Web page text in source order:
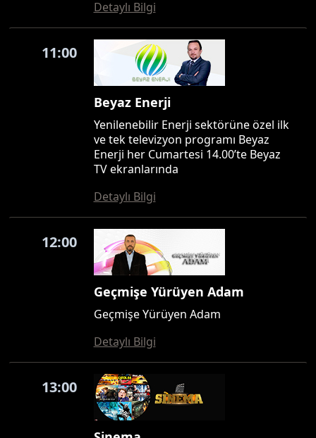
Detaylı Bilgi
11:00
Beyaz Enerji
Yenilenebilir Enerji sektörüne özel ilk
ve tek televizyon programı Beyaz
Enerji her Cumartesi 14.00’te Beyaz
TV ekranlarında
Detaylı Bilgi
12:00
Geçmişe Yürüyen Adam
Geçmişe Yürüyen Adam
Detaylı Bilgi
13:00